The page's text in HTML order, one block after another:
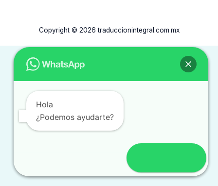
Copyright © 2026 traduccionintegral.com.mx
Hola
¿Podemos ayudarte?